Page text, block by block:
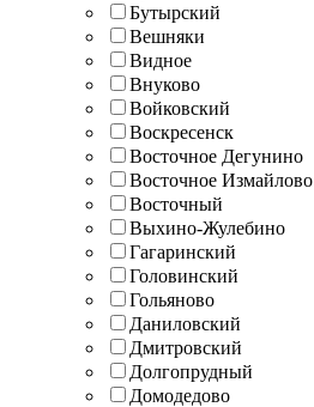
Бутырский
Вешняки
Видное
Внуково
Войковский
Воскресенск
Восточное Дегунино
Восточное Измайлово
Восточный
Выхино-Жулебино
Гагаринский
Головинский
Гольяново
Даниловский
Дмитровский
Долгопрудный
Домодедово